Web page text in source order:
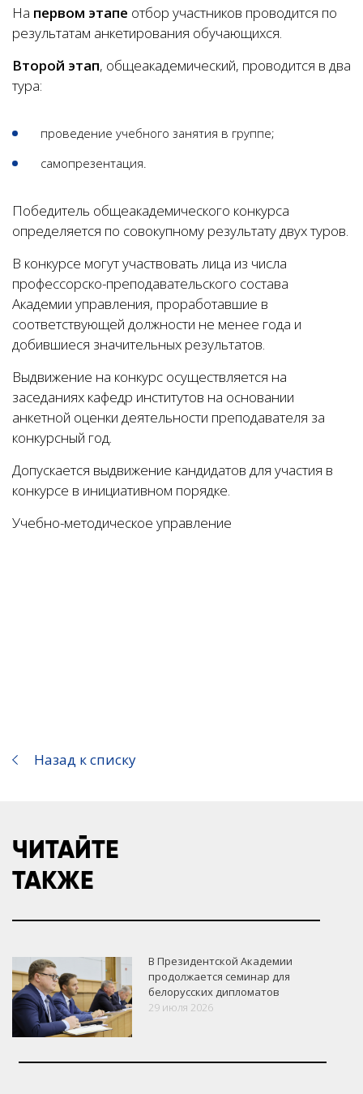
На первом этапе отбор участников проводится по
результатам анкетирования обучающихся.
Второй этап, общеакадемический, проводится в два
тура:
проведение учебного занятия в группе;
самопрезентация.
Победитель общеакадемического конкурса
определяется по совокупному результату двух туров.
В конкурсе могут участвовать лица из числа
профессорско-преподавательского состава
Академии управления, проработавшие в
соответствующей должности не менее года и
добившиеся значительных результатов.
Выдвижение на конкурс осуществляется на
заседаниях кафедр институтов на основании
анкетной оценки деятельности преподавателя за
конкурсный год.
Допускается выдвижение кандидатов для участия в
конкурсе в инициативном порядке.
Учебно-методическое управление
Назад к списку
ЧИТАЙТЕ
ТАКЖЕ
В Президентской Академии
продолжается семинар для
белорусских дипломатов
29 июля 2026